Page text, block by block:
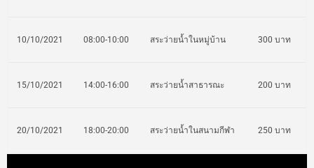
10/10/2021 08:00-10:00 สระว่ายน้ำในหมู่บ้าน 300 บาท
15/10/2021 14:00-16:00 สระว่ายน้ำสาธารณะ 200 บาท
20/10/2021 18:00-20:00 สระว่ายน้ำในสนามกีฬา 250 บาท